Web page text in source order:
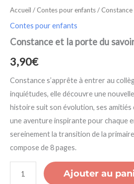
Accueil / Contes pour enfants/
Contes pour enfants
Constance et la porte du
3,90€
Constance s’apprête à entrer au
inquiétudes, elle découvre une
histoire suit son évolution, ses amitiés
une aventure inspirante pour chaque
sereinement la transition de la
compose de 8 pages.
Ajouter au